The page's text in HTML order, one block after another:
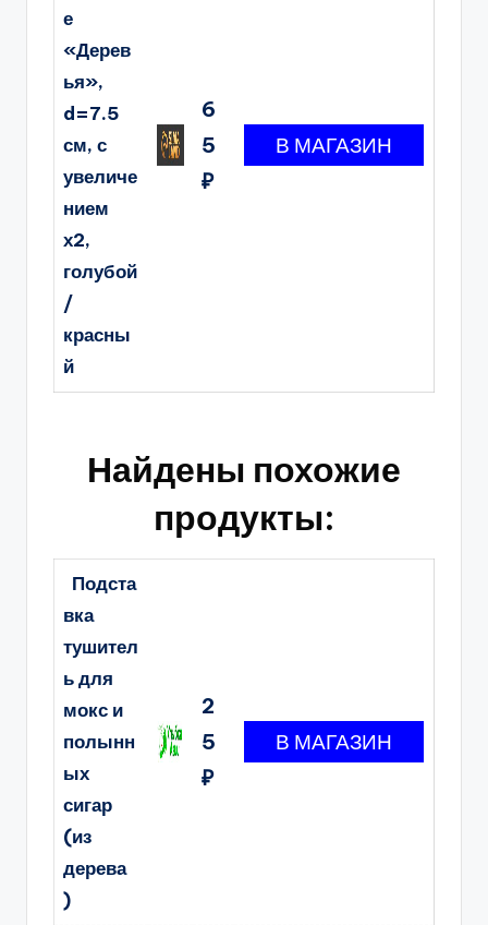
е
«Дерев
ья»,
d=7.5
см, с
увеличе
нием
х2,
голубой
/
красны
й
6
5
₽
Найдены похожие
продукты:
Подста
вка
тушител
ь для
мокс и
полынн
ых
сигар
(из
дерева
)
2
5
₽